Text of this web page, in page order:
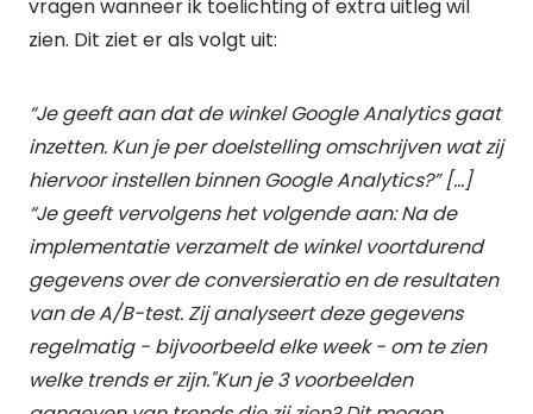
vragen wanneer ik toelichting of extra uitleg wil
zien. Dit ziet er als volgt uit:
“Je geeft aan dat de winkel Google Analytics gaat
inzetten. Kun je per doelstelling omschrijven wat zij
hiervoor instellen binnen Google Analytics?” [...]
“Je geeft vervolgens het volgende aan: Na de
implementatie verzamelt de winkel voortdurend
gegevens over de conversieratio en de resultaten
van de A/B-test. Zij analyseert deze gegevens
regelmatig - bijvoorbeeld elke week - om te zien
welke trends er zijn."Kun je 3 voorbeelden